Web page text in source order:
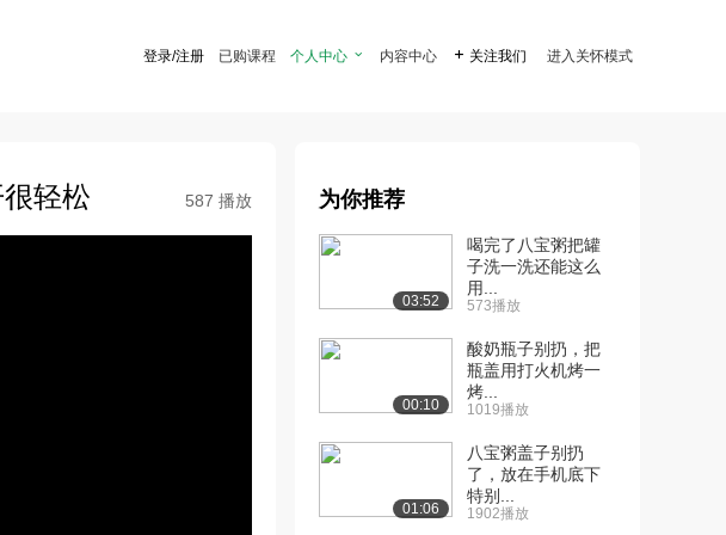
登录/注册 已购课程 个人中心  内容中心  关注我们 进入关怀模式
轻松 587 播放 为你推荐
03:52
喝完了八宝粥把罐
子洗一洗还能这么
用...
573播放
00:10
酸奶瓶子别扔，把
瓶盖用打火机烤一
烤...
1019播放
01:06
八宝粥盖子别扔
了，放在手机底下
特别...
1902播放